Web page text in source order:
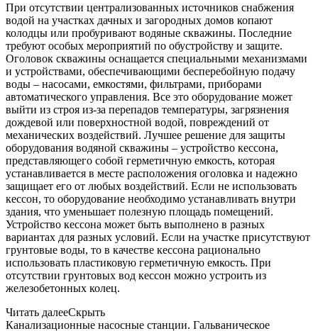
При отсутствии централизованных источников снабжения
водой на участках дачных и загородных домов копают
колодцы или пробуривают водяные скважины. Последние
требуют особых мероприятий по обустройству и защите.
Оголовок скважины оснащается специальными механизмами
и устройствами, обеспечивающими бесперебойную подачу
воды – насосами, емкостями, фильтрами, приборами
автоматического управления. Все это оборудование может
выйти из строя из-за перепадов температуры, загрязнения
дождевой или поверхностной водой, повреждений от
механических воздействий. Лучшее решение для защиты
оборудования водяной скважины – устройство кессона,
представляющего собой герметичную емкость, которая
устанавливается в месте расположения оголовка и надежно
защищает его от любых воздействий. Если не использовать
кессон, то оборудование необходимо устанавливать внутри
здания, что уменьшает полезную площадь помещений.
Устройство кессона может быть выполнено в разных
вариантах для разных условий. Если на участке присутствуют
грунтовые воды, то в качестве кессона рационально
использовать пластиковую герметичную емкость. При
отсутствии грунтовых вод кессон можно устроить из
железобетонных колец.
Читать далееСкрыть
Канализационные насосные станции. Гальваническое